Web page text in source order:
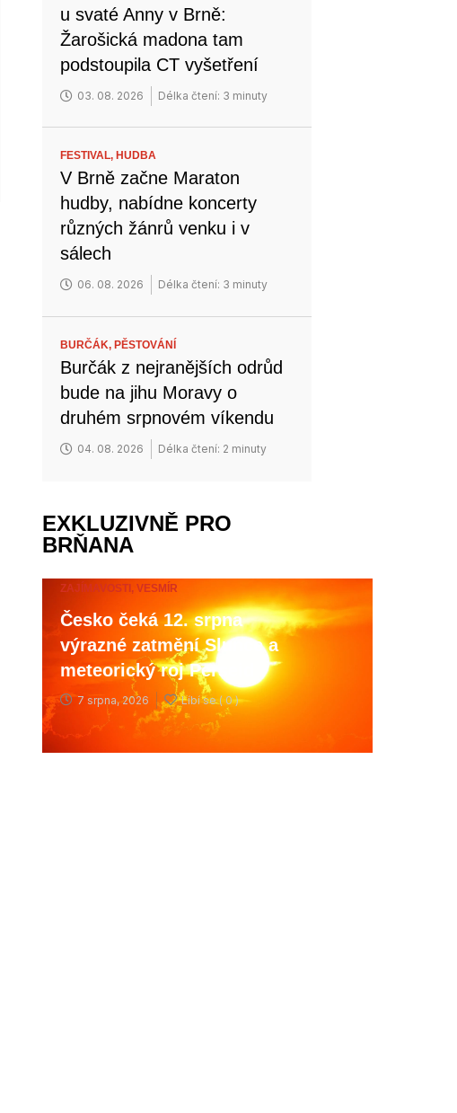
u svaté Anny v Brně:
Žarošická madona tam
podstoupila CT vyšetření
03. 08. 2026 Délka čtení: 3 minuty
FESTIVAL, HUDBA
V Brně začne Maraton
hudby, nabídne koncerty
různých žánrů venku i v
sálech
06. 08. 2026 Délka čtení: 3 minuty
BURČÁK,PĚSTOVÁNÍ
Burčák z nejranějších odrůd
bude na jihu Moravy o
druhém srpnovém víkendu
04. 08. 2026 Délka čtení: 2 minuty
EXKLUZIVNĚ PRO
BRŇANA
ZAJÍMAVOSTI,VESMÍR
Česko čeká 12. srpna
výrazné zatmění Slunce a
meteorický roj Perseid
7 srpna, 2026 Líbí se (0 )